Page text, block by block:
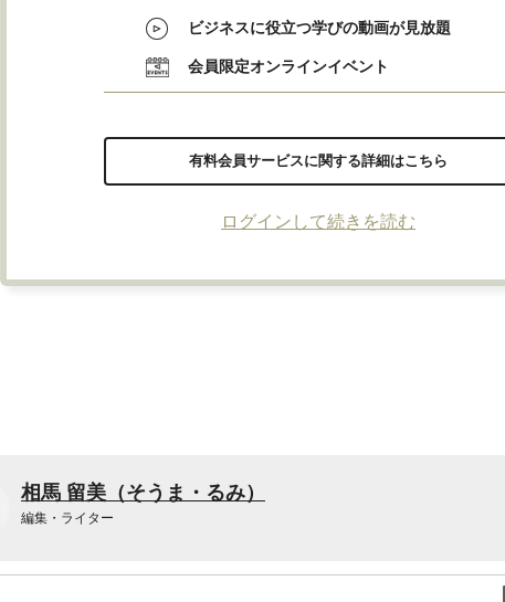
ビジネスに役立つ学びの動画が見放題
会員限定オンラインイベント
有料会員サービスに関する詳細はこちら
ログインして続きを読む
相馬 留美（そうま・るみ）
編集・ライター